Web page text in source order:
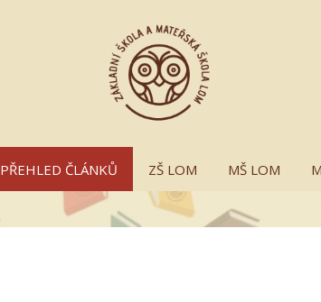
PŘEHLED ČLÁNKŮ ZŠ LOM MŠ LOM